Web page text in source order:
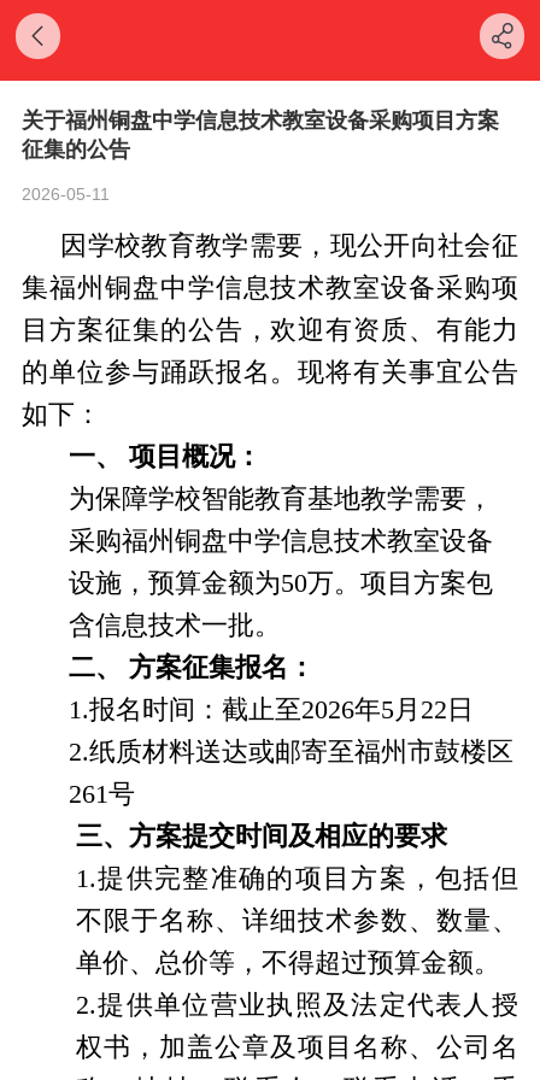
关于福州铜盘中学信息技术教室设备采购项目方案
征集的公告
2026-05-11
因学校教育教学需要，现公开向社会征
集福州铜盘中学信息技术教室设备采购项
目方案征集的公告，欢迎有资质、有能力
的单位参与踊跃报名。现将有关事宜公告
如下：
一、
项目概况：
为保障学校智能教育基地教学需要，
采购福州铜盘中学信息技术教室设备
设施，预算金额为50万。项目方案包
含信息技术一批。
二、
方案征集报名：
1.报名时间：截止至2026年5月 22日
2.纸质材料送达或邮寄至福州市鼓楼区
261号
三、方案提交时间及相应的要求
1.提供完整准确的项目方案，包括但
不限于名称、详细技术参数、数量、
单价、总价等，不得超过预算金额。
2.提供单位营业执照及法定代表人授
权书，加盖公章及项目名称、公司名